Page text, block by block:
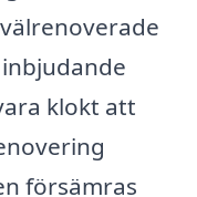
klokt att
försämras